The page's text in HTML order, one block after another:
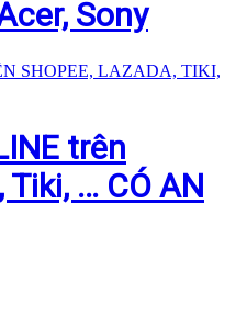
Sony
trên
… CÓ AN